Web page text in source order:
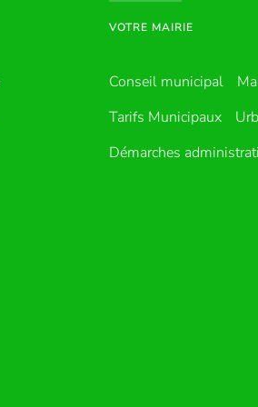
VOTRE MAIRIE
Conseil municipal
Tarifs Municipaux
Démarches